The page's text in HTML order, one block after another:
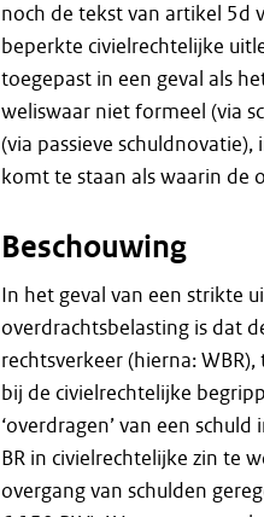
noch de tekst van artikel 5d
beperkte civielrechtelijke
toegepast in een geval als
weliswaar niet formeel (via
(via passieve
komt te staan als waarin de
Beschouwing
In het geval van een strikte
overdrachtsbelasting is dat
rechtsverkeer (hierna:
bij de civielrechtelijke
‘overdragen’ van een
BR in civielrechtelijke zin te
overgang van schulden